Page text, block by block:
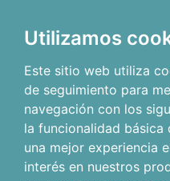
Utilizamos
Este sitio web utiliza
de seguimiento para
navegación con los
la funcionalidad básica
una mejor experiencia
interés en nuestros